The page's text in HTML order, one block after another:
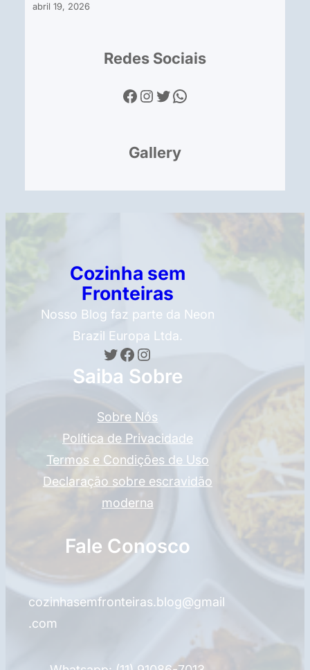
abril 19, 2026
Redes Sociais
Facebook Instagram Twitter WhatsApp
Gallery
Cozinha sem
Fronteiras
Nosso Blog faz parte da Neon
Brazil Europa Ltda.
Twitter Facebook Instagram
Saiba Sobre
Sobre Nós
Política de Privacidade
Termos e Condições de Uso
Declaração sobre escravidão
moderna
Fale Conosco
cozinhasemfronteiras.blog@gmail
.com